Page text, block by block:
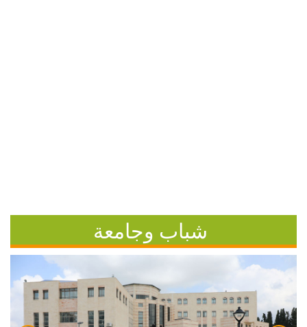
شباب وجامعة